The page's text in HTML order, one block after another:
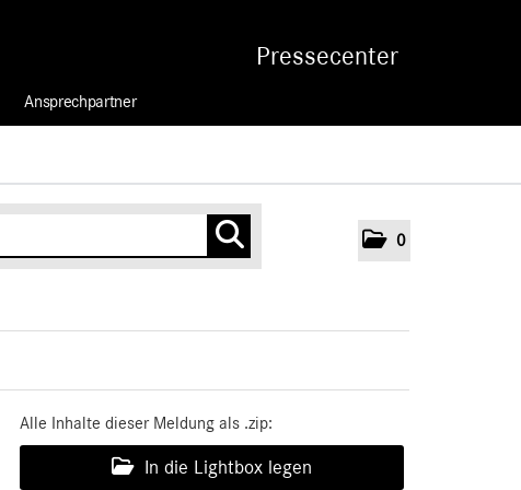
Pressecenter
0
Ansprechpartner
Alle Inhalte dieser Meldung als .zip:
In die Lightbox legen